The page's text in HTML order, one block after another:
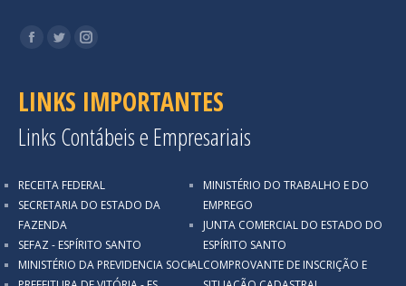
Encontre-nos em:
Facebook
TwitterInstagram
LINKS IMPORTANTES
Links Contábeis e Empresariais
RECEITA FEDERAL
SECRETARIA DO ESTADO DA
FAZENDA
SEFAZ - ESPÍRITO SANTO
MINISTÉRIO DA PREVIDENCIA SOCIAL
MINISTÉRIO DO TRABALHO E DO
EMPREGO
JUNTA COMERCIAL DO ESTADO DO
ESPÍRITO SANTO
COMPROVANTE DE INSCRIÇÃO E